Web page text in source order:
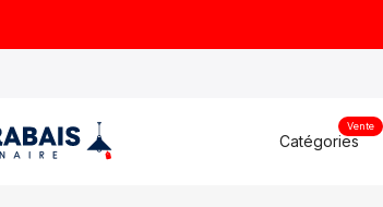
Catégories
Vente